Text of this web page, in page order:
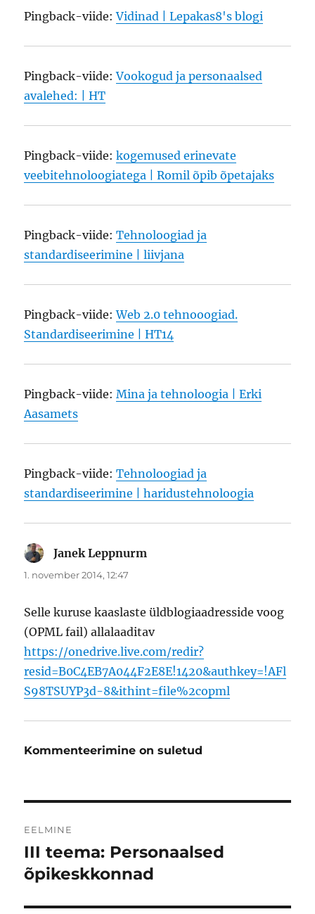
Pingback-viide:Vidinad | Lepakas8's blogi
Pingback-viide:Vookogud ja personaalsed
avalehed: | HT
Pingback-viide:kogemused erinevate
veebitehnoloogiatega | Romil õpib õpetajaks
Pingback-viide:Tehnoloogiad ja
standardiseerimine | liivjana
Pingback-viide:Web 2.0 tehnooogiad.
Standardiseerimine | HT14
Pingback-viide:Mina ja tehnoloogia | Erki
Aasamets
Pingback-viide:Tehnoloogiad ja
standardiseerimine | haridustehnoloogia
Janek Leppnurm
1. november 2014, 12:47
Selle kuruse kaaslaste üldblogiaadresside voog
(OPML fail) allalaaditav
https://onedrive.live.com/redir?
resid=B0C4EB7A044F2E8E!1420&authkey=!AFl
S98TSUYP3d-8&ithint=file%2copml
Kommenteerimine on suletud
EELMINE
Eelmine
postitus:
III teema: Personaalsed
õpikeskkonnad